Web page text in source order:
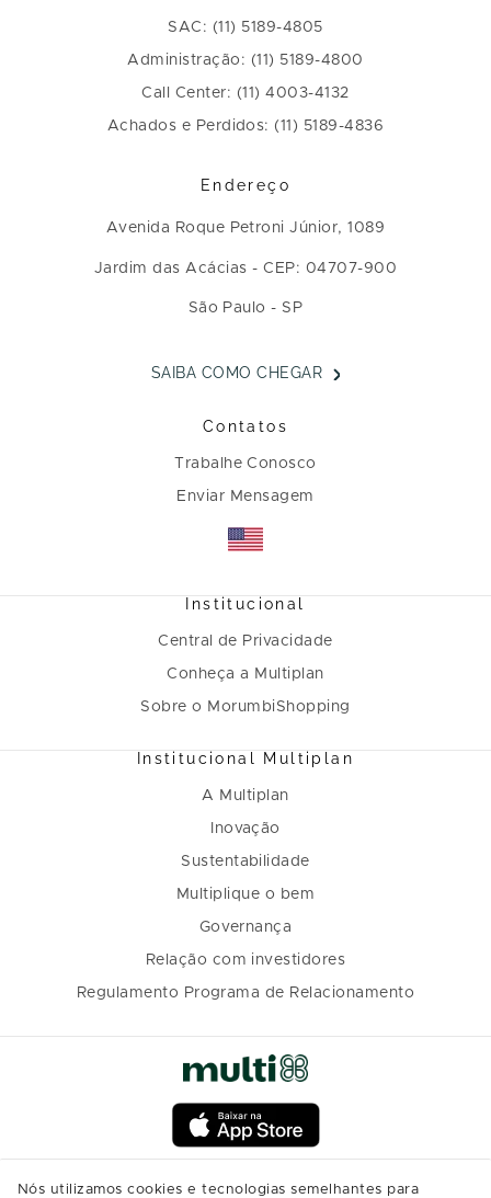
SAC: (11) 5189-4805
Administração: (11) 5189-4800
Call Center: (11) 4003-4132
Achados e Perdidos: (11) 5189-4836
Endereço
Avenida Roque Petroni Júnior, 1089
Jardim das Acácias - CEP: 04707-900
São Paulo - SP
SAIBA COMO CHEGAR
Contatos
Trabalhe Conosco
Enviar Mensagem
Institucional
Central de Privacidade
Conheça a Multiplan
Sobre o MorumbiShopping
Institucional Multiplan
A Multiplan
Inovação
Sustentabilidade
Multiplique o bem
Governança
Relação com investidores
Regulamento Programa de Relacionamento
Nós utilizamos cookies e tecnologias semelhantes para